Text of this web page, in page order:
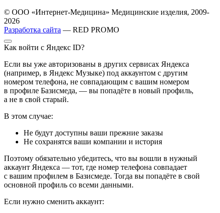
© ООО «Интернет-Медицина» Медицинские изделия, 2009-
2026
Разработка сайта — RED PROMO
Как войти с Яндекс ID?
Если вы уже авторизованы в других сервисах Яндекса
(например, в Яндекс Музыке) под аккаунтом с другим
номером телефона, не совпадающим с вашим номером
в профиле Базисмеда, — вы попадёте в новый профиль,
а не в свой старый.
В этом случае:
Не будут доступны ваши прежние заказы
Не сохранятся ваши компании и история
Поэтому обязательно убедитесь, что вы вошли в нужный
аккаунт Яндекса — тот, где номер телефона совпадает
с вашим профилем в Базисмеде. Тогда вы попадёте в свой
основной профиль со всеми данными.
Если нужно сменить аккаунт: